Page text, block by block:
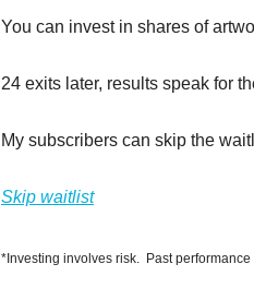
You can invest in shares of
24 exits later, results speak for
My subscribers can skip the
Skip waitlist
*Investing involves risk.  Past